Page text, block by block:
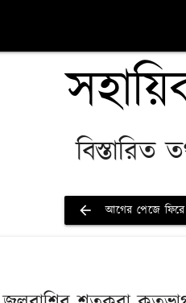
বিস্তারিত
arrow_back আগের পেজে